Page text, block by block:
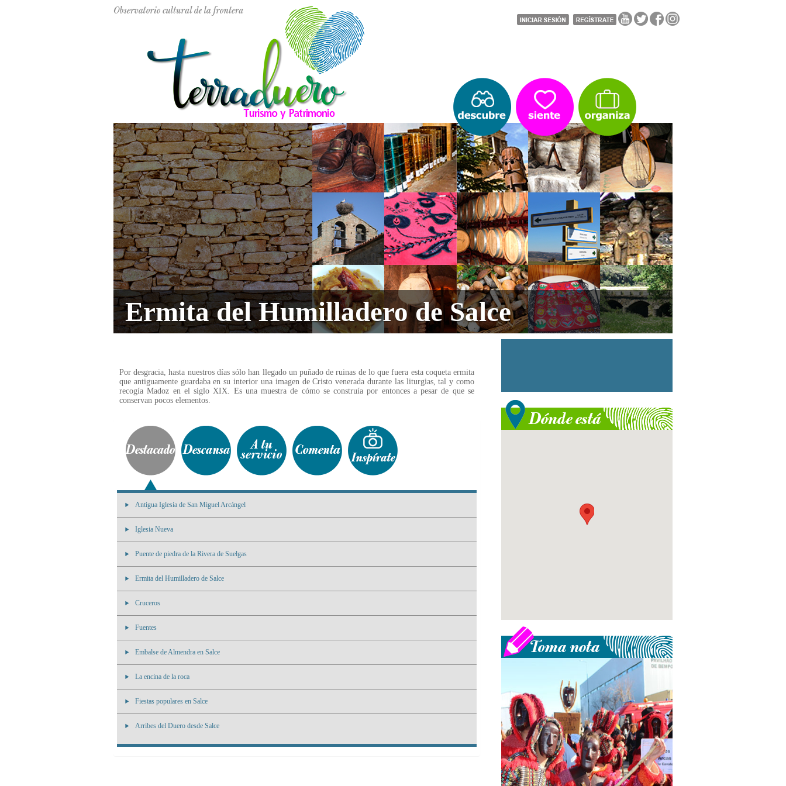
Ermita del Humilladero de Salce
Por desgracia, hasta nuestros días sólo han llegado un puñado de ruinas de lo que fuera esta coqueta ermita
que antiguamente guardaba en su interior una imagen de Cristo venerada durante las liturgias, tal y como
recogía Madoz en el siglo XIX. Es una muestra de cómo se construía por entonces a pesar de que se
conservan pocos elementos.
Antigua Iglesia de San Miguel Arcángel
Iglesia Nueva
Puente de piedra de la Rivera de Suelgas
Ermita del Humilladero de Salce
Cruceros
Fuentes
Embalse de Almendra en Salce
La encina de la roca
Fiestas populares en Salce
Arribes del Duero desde Salce